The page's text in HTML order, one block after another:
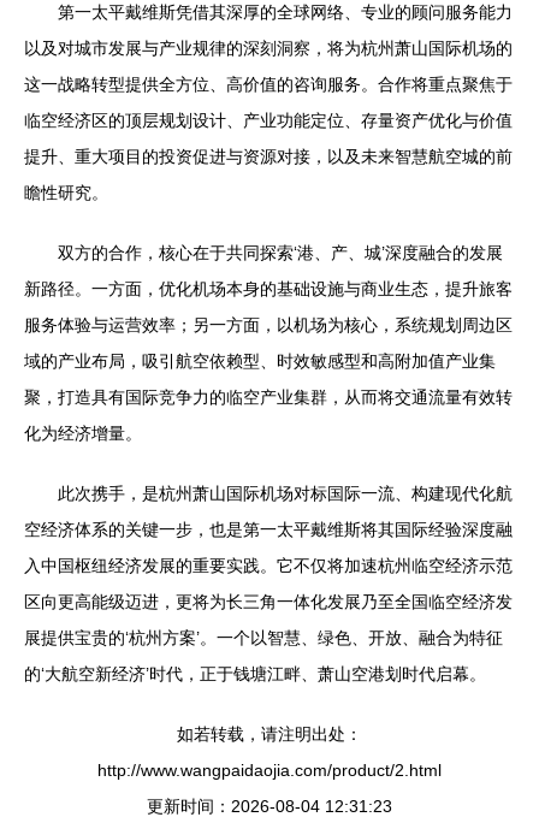
第一太平戴维斯凭借其深厚的全球网络、专业的顾问服务能力
以及对城市发展与产业规律的深刻洞察，将为杭州萧山国际机场的
这一战略转型提供全方位、高价值的咨询服务。合作将重点聚焦于
临空经济区的顶层规划设计、产业功能定位、存量资产优化与价值
提升、重大项目的投资促进与资源对接，以及未来智慧航空城的前
瞻性研究。
双方的合作，核心在于共同探索‘港、产、城’深度融合的发展
新路径。一方面，优化机场本身的基础设施与商业生态，提升旅客
服务体验与运营效率；另一方面，以机场为核心，系统规划周边区
域的产业布局，吸引航空依赖型、时效敏感型和高附加值产业集
聚，打造具有国际竞争力的临空产业集群，从而将交通流量有效转
化为经济增量。
此次携手，是杭州萧山国际机场对标国际一流、构建现代化航
空经济体系的关键一步，也是第一太平戴维斯将其国际经验深度融
入中国枢纽经济发展的重要实践。它不仅将加速杭州临空经济示范
区向更高能级迈进，更将为长三角一体化发展乃至全国临空经济发
展提供宝贵的‘杭州方案’。一个以智慧、绿色、开放、融合为特征
的‘大航空新经济’时代，正于钱塘江畔、萧山空港划时代启幕。
如若转载，请注明出处：
http://www.wangpaidaojia.com/product/2.html
更新时间：2026-08-04 12:31:23